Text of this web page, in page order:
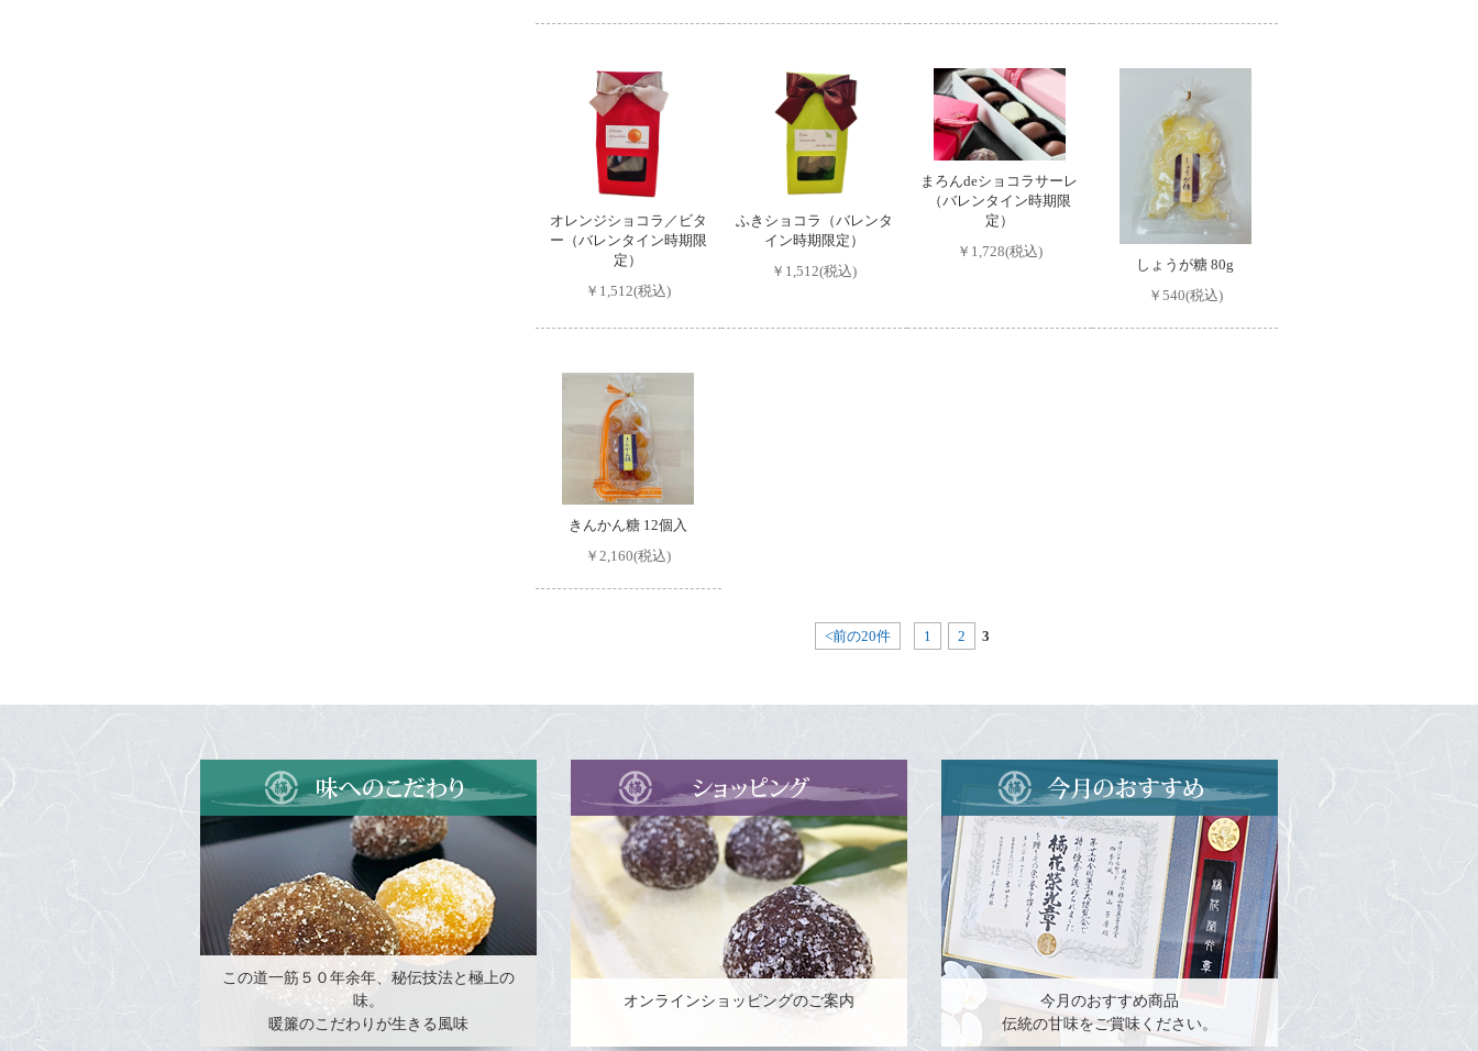
オレンジショコラ／ビタ
ー（バレンタイン時期限
定）
￥1,512(税込)
ふきショコラ（バレンタ
イン時期限定）
￥1,512(税込)
まろんdeショコラサーレ
（バレンタイン時期限
定）
￥1,728(税込)
しょうが糖 80g
￥540(税込)
きんかん糖 12個入
￥2,160(税込)
<前の20件 1 2 3
この道一筋５０年余年、秘伝技法と極上の
味。
暖簾のこだわりが生きる風味
今月のおすすめ商品
伝統の甘味をご賞味ください。
オンラインショッピングのご案内